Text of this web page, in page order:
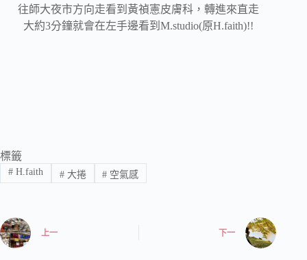
往師大夜市方向走看到黃禎憲皮膚科，轉進來直走
大約3分鐘就會在左手邊看到M.studio(原H.faith)!!
標籤
#H.faith #大捲 # 空氣感
上一 下一